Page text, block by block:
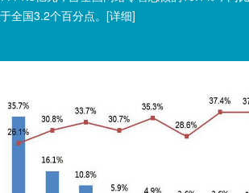
于全国3.2个百分点。 [详细]